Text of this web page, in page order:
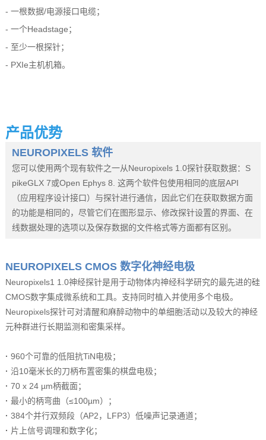
- 一根数据/电源接口电缆；
- 一个Headstage；
- 至少一根探针；
- PXIe主机机箱。
产品优势
NEUROPIXELS 软件
您可以使用两个现有软件之一从Neuropixels 1.0探针获取数据：S
pikeGLX 7或Open Ephys 8. 这两个软件包使用相同的底层API
（应用程序设计接口）与探针进行通信，因此它们在获取数据方面
的功能是相同的，尽管它们在图形显示、修改探针设置的界面、在
线数据处理的选项以及保存数据的文件格式等方面都有区别。
NEUROPIXELS CMOS 数字化神经电极
Neuropixels1 1.0神经探针是用于动物体内神经科学研究的最先进的硅
CMOS数字集成微系统和工具。支持同时植入并使用多个电极。
Neuropixels探针可对清醒和麻醉动物中的单细胞活动以及较大的神经
元种群进行长期监测和密集采样。
· 960个可靠的低阻抗TiN电极；
· 沿10毫米长的刀柄布置密集的棋盘电极；
· 70 x 24 µm柄截面；
· 最小的柄弯曲（≤100µm）；
· 384个并行双频段（AP2，LFP3）低噪声记录通道；
· 片上信号调理和数字化；